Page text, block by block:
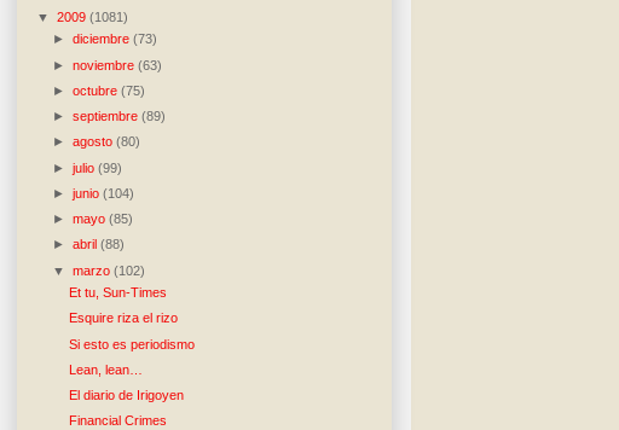
▼ 2009 (1081)
►diciembre(73)
►noviembre(63)
►octubre(75)
►septiembre(89)
►agosto(80)
►julio(99)
►junio(104)
►mayo(85)
►abril(88)
▼marzo(102)
Et tu, Sun-Times
Esquire riza el rizo
Si esto es periodismo
Lean, lean…
El diario de Irigoyen
Financial Crimes